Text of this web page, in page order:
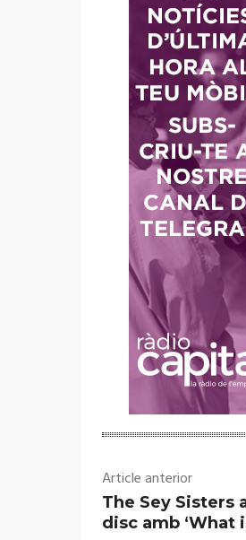
Article anterior
The Sey Sisters
disc amb ‘What